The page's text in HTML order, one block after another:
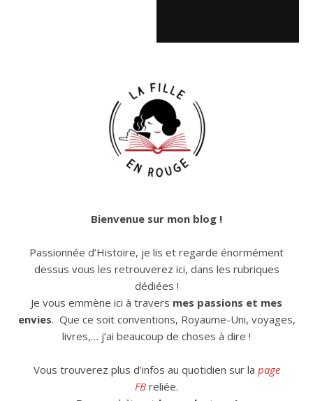
Bienvenue sur mon blog !
Passionnée d’Histoire, je lis et regarde énormément
dessus vous les retrouverez ici, dans les rubriques
dédiées !
Je vous emmène ici à travers mes passions et mes
envies. Que ce soit conventions, Royaume-Uni, voyages,
livres,… j’ai beaucoup de choses à dire !
Vous trouverez plus d’infos au quotidien sur la page
FB reliée.